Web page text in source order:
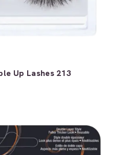
Up Lashes 213